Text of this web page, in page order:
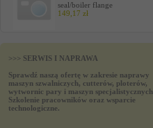
seal/boiler flange
149,17 zł
>>> SERWIS I NAPRAWA
Sprawdź naszą ofertę w zakresie naprawy
maszyn szwalniczych, cutterów, ploterów,
wytwornic pary i maszyn
Szkolenie pracowników oraz wsparcie
technologiczne.